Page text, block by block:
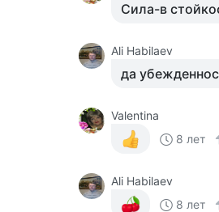
Сила-в
Ali Habilaev
да
Valentina
8 лет
Ali Habilaev
8 лет